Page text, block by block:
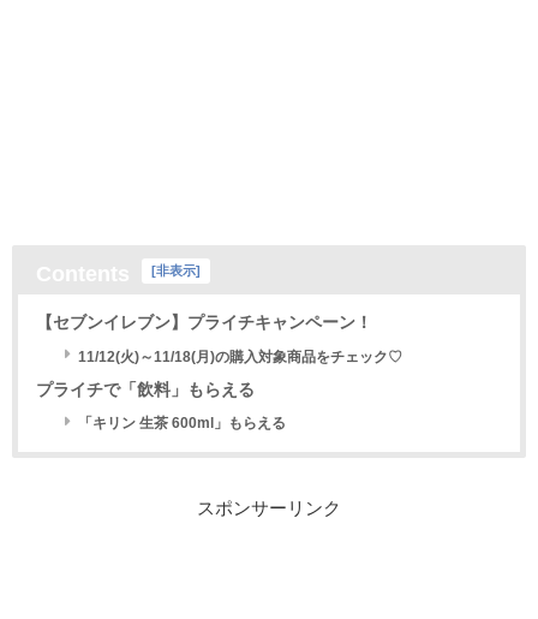
非表示
【セブンイレブン】プライチキャンペーン！
11/12(火)～11/18(月)の購入対象商品をチェック♡
プライチで「飲料」もらえる
「キリン 生茶 600ml」もらえる
スポンサーリンク